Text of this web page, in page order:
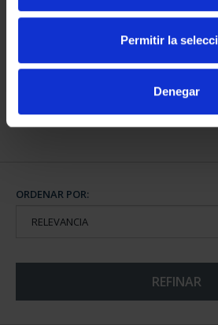
Permitir la
Denegar
CAPITALES DE
COMPLET...
3.796,00 €
ORDENAR POR:
REFINAR